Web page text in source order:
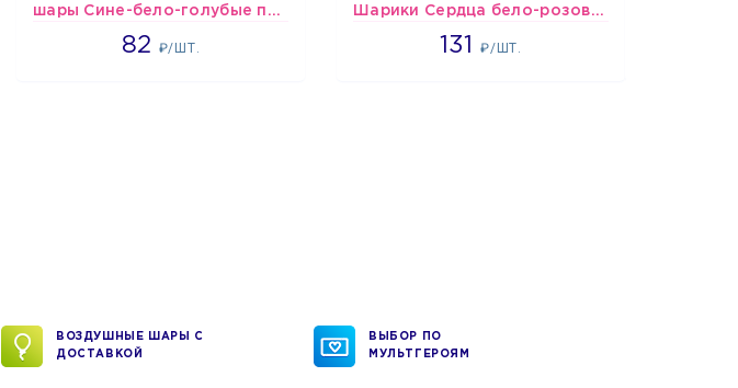
шары Сине-бело-голубые пастельные
82 ₽/ШТ.
1637 Шарики Сердца бело-розово-красные
131₽/ШТ.
2660
ВОЗДУШНЫЕ ШАРЫ С
ДОСТАВКОЙ
ВЫБОР ПО
МУЛЬТГЕРОЯМ